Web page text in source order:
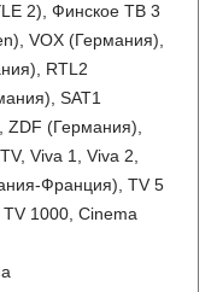
2), Финское ТВ 3
VOX (Германия),
RTL2
SAT1
(Германия),
Viva 1, Viva 2,
Франция), TV 5
1000, Cinema